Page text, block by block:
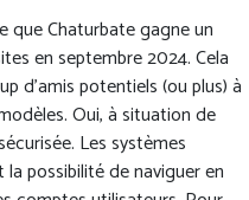
que Chaturbate gagne un
en septembre 2024. Cela
d’amis potentiels (ou plus) à
Oui, à situation de
Les systèmes
possibilité de naviguer en